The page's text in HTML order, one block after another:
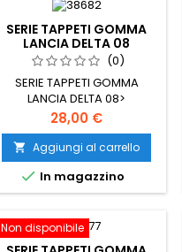
SERIE TAPPETI GOMMA
LANCIA DELTA 08
(0)
SERIE TAPPETI GOMMA
LANCIA DELTA 08>
Prezzo
28,00 €
 Aggiungi al carrello
 In magazzino
Non disponibile